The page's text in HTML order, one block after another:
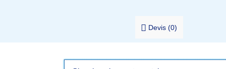
Devis (0)